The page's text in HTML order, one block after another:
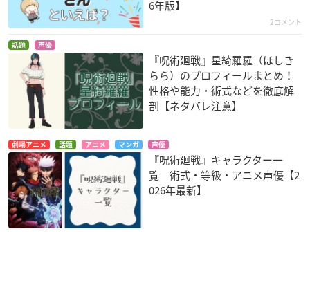
6年版】
2コメント
話題 声優
『呪術廻戦』星綺羅羅（ほしき
らら）のプロフィールまとめ！
性格や能力・術式などを徹底解
剖【ネタバレ注意】
劇場アニメ 話題 アニメ マンガ 声優
『呪術廻戦』キャラクター一
覧 術式・等級・アニメ声優【2
026年最新】